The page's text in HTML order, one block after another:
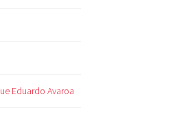
Eduardo Avaroa